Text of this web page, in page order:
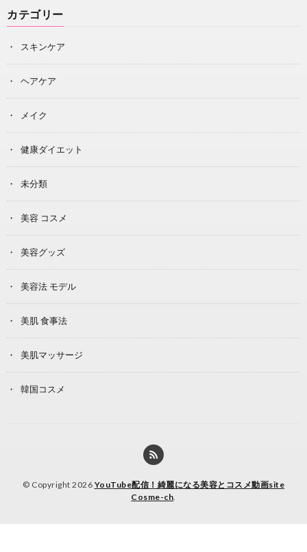
カテゴリー
スキンケア
ヘアケア
メイク
健康ダイエット
未分類
美容 コスメ
美容グッズ
美容法 モデル
美肌 食事法
美肌マッサージ
韓国コスメ
© Copyright 2026 YouTube配信！綺麗になる美容とコスメ動画site
Cosme-ch.